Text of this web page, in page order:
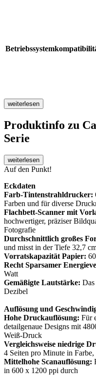
weiterlesen
Produktinfo zu
Serie
weiterlesen
Auf den Punkt!
Eckdaten
Farb-Tintenstrahldrucker:
Farben und für diverse
Flachbett-Scanner mit
hochwertiger, präziser
Fotografie
Durchschnittlich großes
und misst in der Tiefe 32,7
Vorratskapazität Papier:
Recht Sparsamer
Watt
Gemäßigte Lautstärke:
Dezibel
Auflösung und
Hohe Druckauflösung: Für
detailgenaue Designs mit
Weiß-Druck
Vergleichsweise niedrige
4 Seiten pro Minute in
Mittelhohe Scanauflösung:
in 600 x 1200 ppi durch